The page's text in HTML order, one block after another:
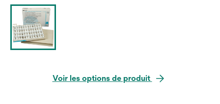
Voir les options de produit